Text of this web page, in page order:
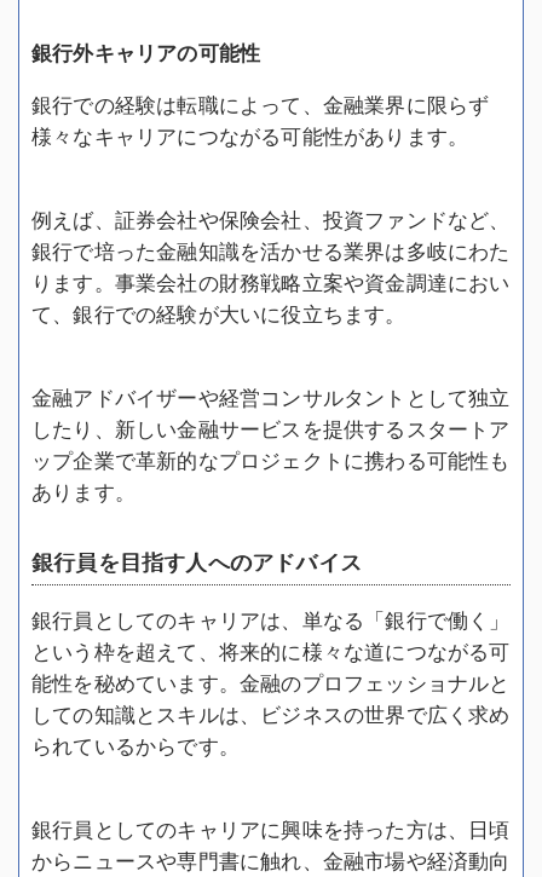
銀行外キャリアの可能性
銀行での経験は転職によって、金融業界に限らず
様々なキャリアにつながる可能性があります。
例えば、証券会社や保険会社、投資ファンドなど、
銀行で培った金融知識を活かせる業界は多岐にわた
ります。事業会社の財務戦略立案や資金調達におい
て、銀行での経験が大いに役立ちます。
金融アドバイザーや経営コンサルタントとして独立
したり、新しい金融サービスを提供するスタートア
ップ企業で革新的なプロジェクトに携わる可能性も
あります。
銀行員を目指す人へのアドバイス
銀行員としてのキャリアは、単なる「銀行で働く」
という枠を超えて、将来的に様々な道につながる可
能性を秘めています。金融のプロフェッショナルと
しての知識とスキルは、ビジネスの世界で広く求め
られているからです。
銀行員としてのキャリアに興味を持った方は、日頃
からニュースや専門書に触れ、金融市場や経済動向